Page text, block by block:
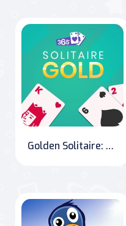
Golden Solitaire: 365 Days of Challenges